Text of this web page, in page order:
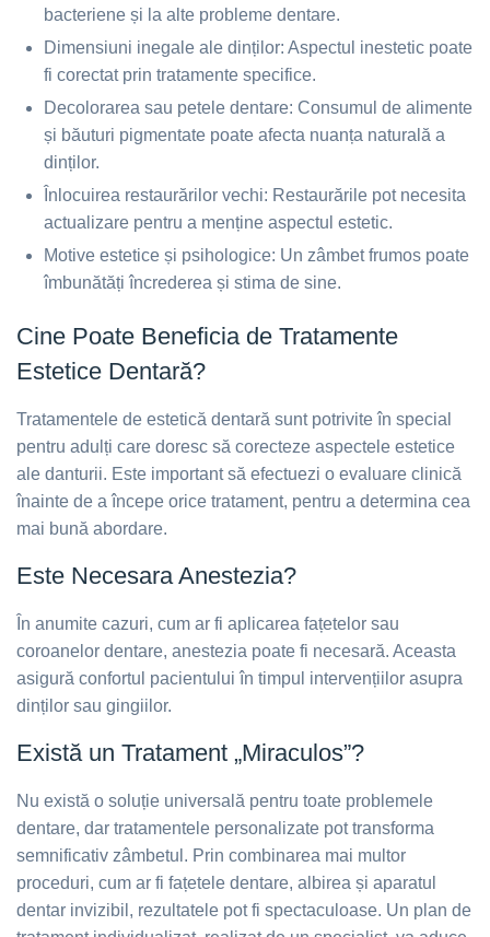
bacteriene și la alte probleme dentare.
Dimensiuni inegale ale dinților: Aspectul inestetic poate
fi corectat prin tratamente specifice.
Decolorarea sau petele dentare: Consumul de alimente
și băuturi pigmentate poate afecta nuanța naturală a
dinților.
Înlocuirea restaurărilor vechi: Restaurările pot necesita
actualizare pentru a menține aspectul estetic.
Motive estetice și psihologice: Un zâmbet frumos poate
îmbunătăți încrederea și stima de sine.
Cine Poate Beneficia de Tratamente
Estetice Dentară?
Tratamentele de estetică dentară sunt potrivite în special
pentru adulți care doresc să corecteze aspectele estetice
ale danturii. Este important să efectuezi o evaluare clinică
înainte de a începe orice tratament, pentru a determina cea
mai bună abordare.
Este Necesara Anestezia?
În anumite cazuri, cum ar fi aplicarea fațetelor sau
coroanelor dentare, anestezia poate fi necesară. Aceasta
asigură confortul pacientului în timpul intervențiilor asupra
dinților sau gingiilor.
Există un Tratament „Miraculos”?
Nu există o soluție universală pentru toate problemele
dentare, dar tratamentele personalizate pot transforma
semnificativ zâmbetul. Prin combinarea mai multor
proceduri, cum ar fi fațetele dentare, albirea și aparatul
dentar invizibil, rezultatele pot fi spectaculoase. Un plan de